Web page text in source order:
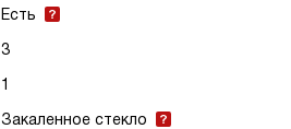
Есть
3
1
Закаленное стекло